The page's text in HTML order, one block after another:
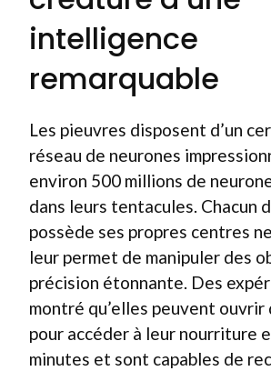
intelligence
remarquable
Les pieuvres disposent d’un
réseau de neurones
environ 500 millions de
dans leurs tentacules. Chacun
possède ses propres centres
leur permet de manipuler des
précision étonnante. Des
montré qu’elles peuvent ouvrir
pour accéder à leur nourriture
minutes et sont capables de